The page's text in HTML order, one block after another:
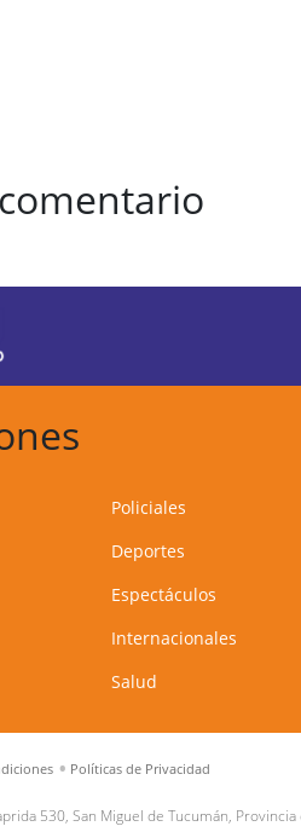
Policiales
Deportes
Espectáculos
Internacionales
Salud
Políticas de Privacidad
530, San Miguel de Tucumán, Provincia